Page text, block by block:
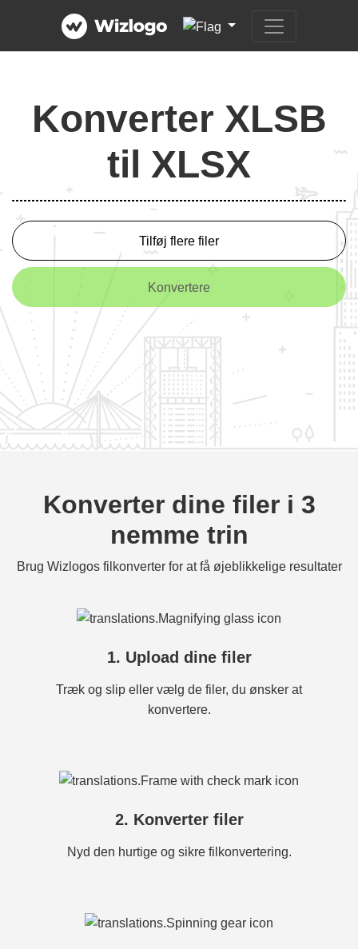
Konverter XLSB
til XLSX
Tilføj flere filer
Konvertere
Konverter dine filer i 3
nemme trin
Brug Wizlogos filkonverter for at få øjeblikkelige resultater
1. Upload dine filer
Træk og slip eller vælg de filer, du ønsker at
konvertere.
2. Konverter filer
Nyd den hurtige og sikre filkonvertering.